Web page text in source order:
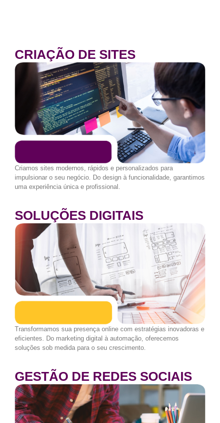
CRIAÇÃO DE SITES
Criamos sites modernos, rápidos e personalizados para
impulsionar o seu negócio. Do design à funcionalidade, garantimos
uma experiência única e profissional.
SOLUÇÕES DIGITAIS
Transformamos sua presença online com estratégias inovadoras e
eficientes. Do marketing digital à automação, oferecemos
soluções sob medida para o seu crescimento.
GESTÃO DE REDES SOCIAIS